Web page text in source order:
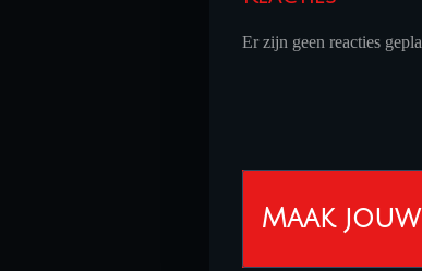
Er zijn geen reacties
Maak